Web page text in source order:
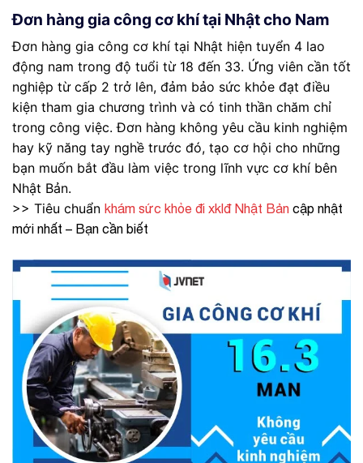
Đơn hàng gia công cơ khí tại Nhật cho Nam
Đơn hàng gia công cơ khí tại Nhật hiện tuyển 4 lao
động nam trong độ tuổi từ 18 đến 33. Ứng viên cần tốt
nghiệp từ cấp 2 trở lên, đảm bảo sức khỏe đạt điều
kiện tham gia chương trình và có tinh thần chăm chỉ
trong công việc. Đơn hàng không yêu cầu kinh nghiệm
hay kỹ năng tay nghề trước đó, tạo cơ hội cho những
bạn muốn bắt đầu làm việc trong lĩnh vực cơ khí bên
Nhật Bản.
>> Tiêu chuẩn khám sức khỏe đi xklđ Nhật Bản cập nhật
mới nhất – Bạn cần biết